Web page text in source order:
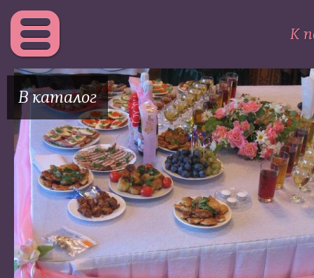
К
В каталог